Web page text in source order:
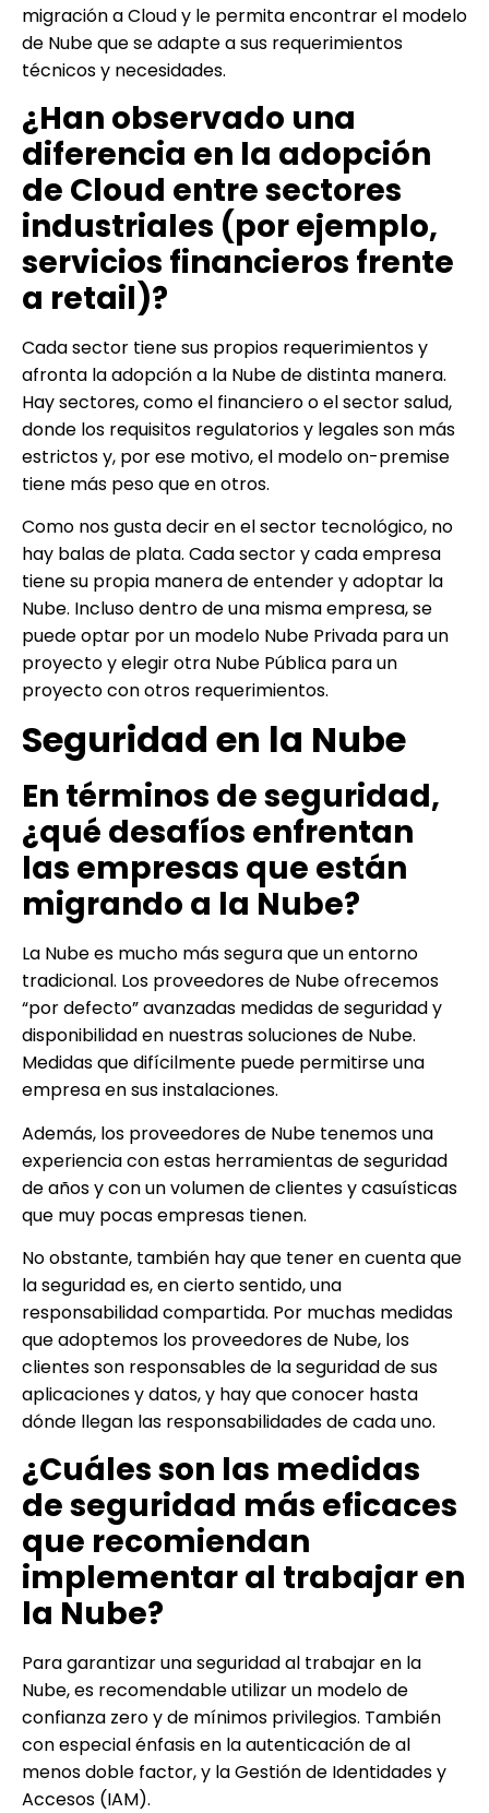
migración a Cloud y le permita encontrar el modelo
de Nube que se adapte a sus requerimientos
técnicos y necesidades.
¿Han observado una
diferencia en la adopción
de Cloud entre sectores
industriales (por ejemplo,
servicios financieros frente
a retail)?
Cada sector tiene sus propios requerimientos y
afronta la adopción a la Nube de distinta manera.
Hay sectores, como el financiero o el sector salud,
donde los requisitos regulatorios y legales son más
estrictos y, por ese motivo, el modelo on-premise
tiene más peso que en otros.
Como nos gusta decir en el sector tecnológico, no
hay balas de plata. Cada sector y cada empresa
tiene su propia manera de entender y adoptar la
Nube. Incluso dentro de una misma empresa, se
puede optar por un modelo Nube Privada para un
proyecto y elegir otra Nube Pública para un
proyecto con otros requerimientos.
Seguridad en la Nube
En términos de seguridad,
¿qué desafíos enfrentan
las empresas que están
migrando a la Nube?
La Nube es mucho más segura que un entorno
tradicional. Los proveedores de Nube ofrecemos
“por defecto” avanzadas medidas de seguridad y
disponibilidad en nuestras soluciones de Nube.
Medidas que difícilmente puede permitirse una
empresa en sus instalaciones.
Además, los proveedores de Nube tenemos una
experiencia con estas herramientas de seguridad
de años y con un volumen de clientes y casuísticas
que muy pocas empresas tienen.
No obstante, también hay que tener en cuenta que
la seguridad es, en cierto sentido, una
responsabilidad compartida. Por muchas medidas
que adoptemos los proveedores de Nube, los
clientes son responsables de la seguridad de sus
aplicaciones y datos, y hay que conocer hasta
dónde llegan las responsabilidades de cada uno.
¿Cuáles son las medidas
de seguridad más eficaces
que recomiendan
implementar al trabajar en
la Nube?
Para garantizar una seguridad al trabajar en la
Nube, es recomendable utilizar un modelo de
confianza zero y de mínimos privilegios. También
con especial énfasis en la autenticación de al
menos doble factor, y la Gestión de Identidades y
Accesos (IAM).